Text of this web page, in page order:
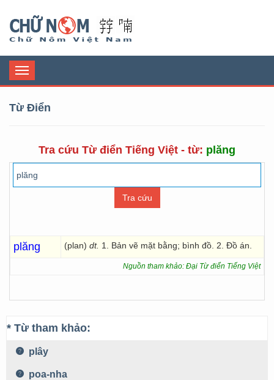
Toggle
navigation
Từ Điển
Tra cứu Từ điển Tiếng Việt - từ: plăng
plăng (plan) dt. 1. Bản vẽ mặt bằng; bình đồ. 2. Đồ án.
Nguồn tham khảo: Đại Từ điển Tiếng Việt
* Từ tham khảo:
plây
poa-nha